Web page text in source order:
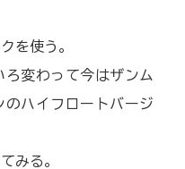
を使う。
変わって今はザンム
のハイフロートバージ
みる。